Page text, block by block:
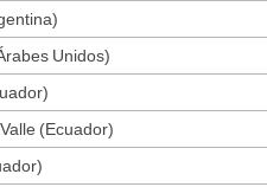
Unidos)
(Ecuador)